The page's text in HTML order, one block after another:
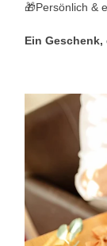
🎁Persönlich &
Ein